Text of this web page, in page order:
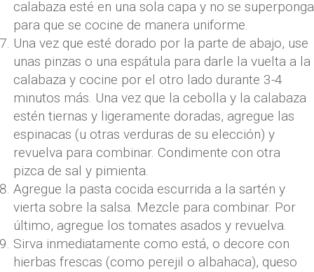
calabaza esté en una sola capa y no se superponga
para que se cocine de manera uniforme.
Una vez que esté dorado por la parte de abajo, use
unas pinzas o una espátula para darle la vuelta a la
calabaza y cocine por el otro lado durante 3-4
minutos más. Una vez que la cebolla y la calabaza
estén tiernas y ligeramente doradas, agregue las
espinacas (u otras verduras de su elección) y
revuelva para combinar. Condimente con otra
pizca de sal y pimienta.
Agregue la pasta cocida escurrida a la sartén y
vierta sobre la salsa. Mezcle para combinar. Por
último, agregue los tomates asados ​​y revuelva.
Sirva inmediatamente como está, o decore con
hierbas frescas (como perejil o albahaca), queso